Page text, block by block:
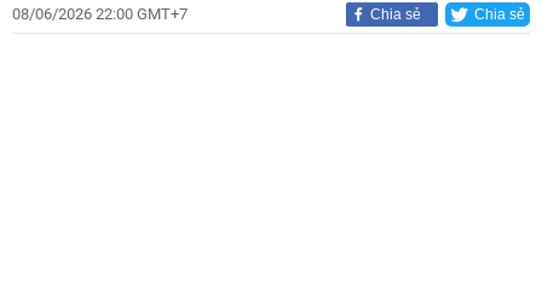
08/06/2026 22:00 GMT+7 Chia sẻ Chia sẻ